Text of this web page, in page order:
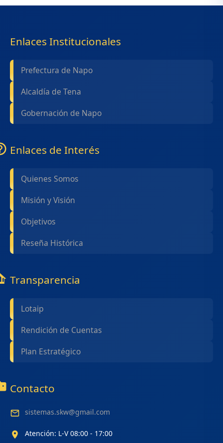
Enlaces Institucionales
Prefectura de Napo
Alcaldía de Tena
Gobernación de Napo
Enlaces de Interés
Quienes Somos
Misión y Visión
Objetivos
Reseña Histórica
Transparencia
Lotaip
Rendición de Cuentas
Plan Estratégico
Contacto
sistemas.skw@gmail.com
Atención: L-V 08:00 - 17:00